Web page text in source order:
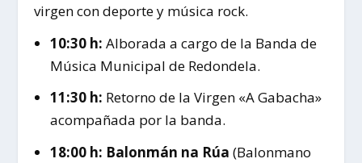
virgen con deporte y música rock.
10:30 h: Alborada a cargo de la Banda de
Música Municipal de Redondela.
11:30 h: Retorno de la Virgen «A Gabacha»
acompañada por la banda.
18:00 h: Balonmán na Rúa (Balonmano